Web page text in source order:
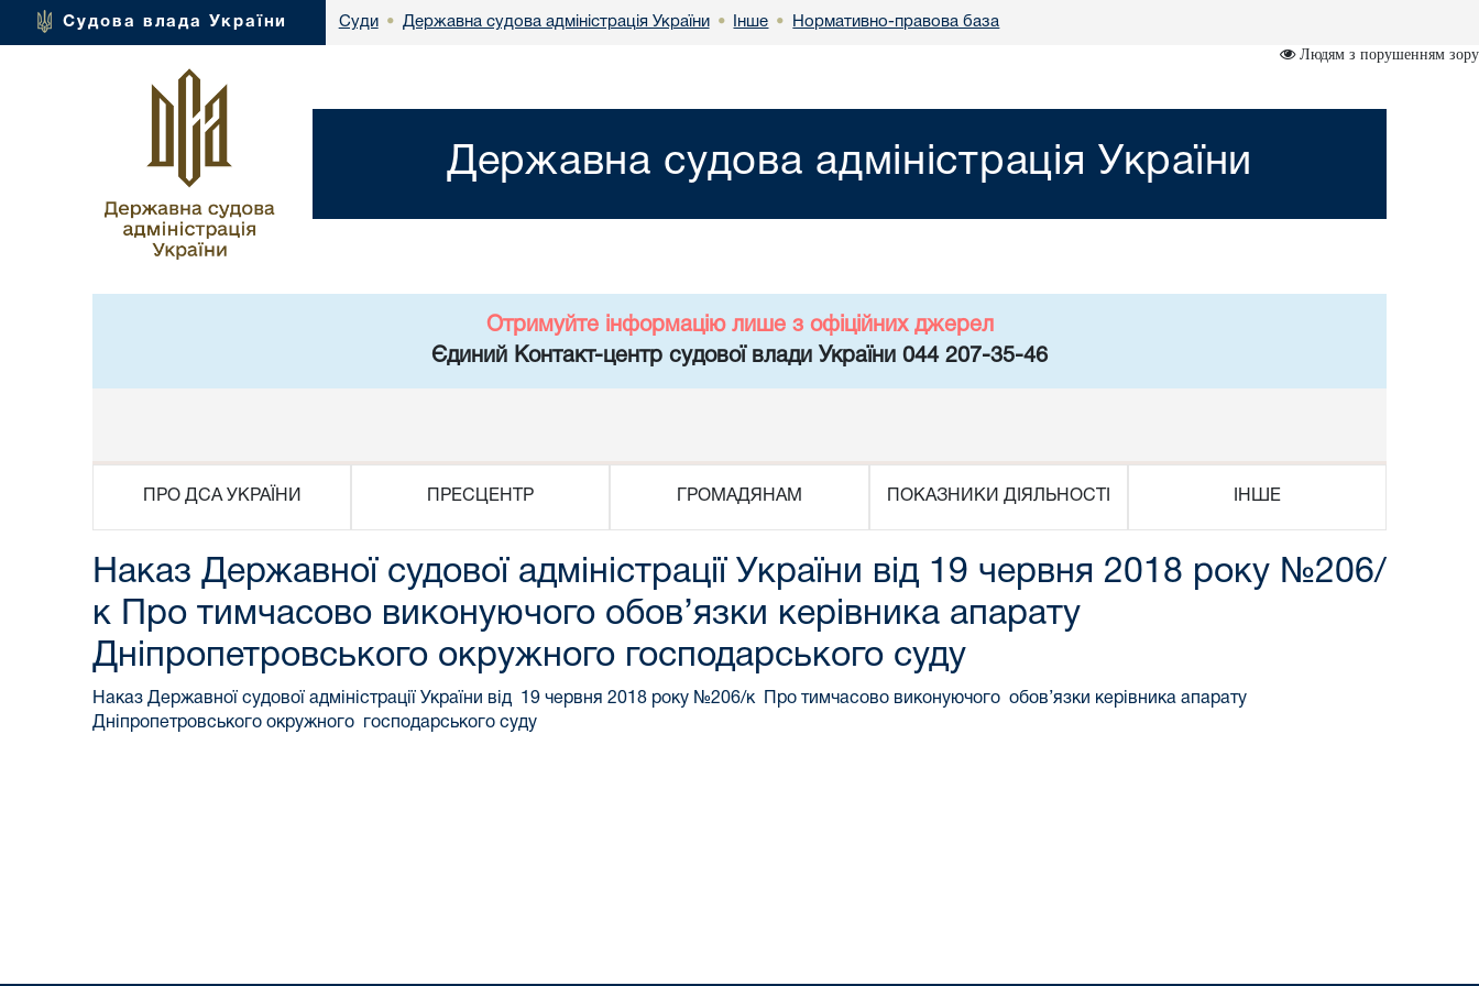
Судова влада України Суди • Державна судова адміністрація України • Інше • Нормативно-правова база
Людям з порушенням зору
Державна судова адміністрація України
Отримуйте інформацію лише з офіційних джерел
Єдиний Контакт-центр судової влади України 044 207-35-46
ПРО ДСА УКРАЇНИ ПРЕСЦЕНТР ГРОМАДЯНАМ ПОКАЗНИКИ ДІЯЛЬНОСТІ ІНШЕ
Наказ Державної судової адміністрації України від 19 червня 2018 року №206/
к Про тимчасово виконуючого обов’язки керівника апарату
Дніпропетровського окружного господарського суду
Наказ Державної судової адміністрації України від 19 червня 2018 року №206/к Про тимчасово виконуючого обов’язки керівника апарату
Дніпропетровського окружного господарського суду